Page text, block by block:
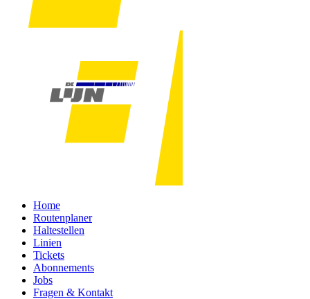
Home
Routenplaner
Haltestellen
Linien
Tickets
Abonnements
Jobs
Fragen & Kontakt